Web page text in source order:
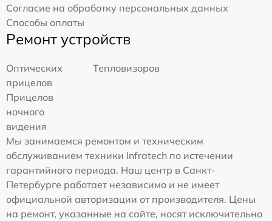
Согласие на обработку персональных данных
Способы оплаты
Ремонт устройств
Оптических
прицелов
Тепловизоров
Прицелов
ночного
видения
Мы занимаемся ремонтом и техническим
обслуживанием техники Infratech по истечении
гарантийного периода. Наш центр в Санкт-
Петербурге работает независимо и не имеет
официальной авторизации от производителя. Цены
на ремонт, указанные на сайте, носят исключительно